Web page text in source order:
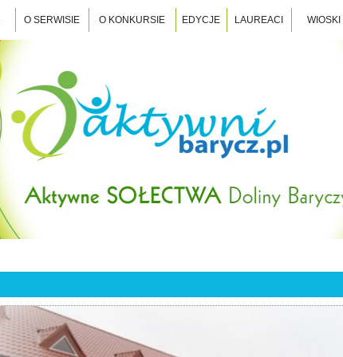
O SERWISIE O KONKURSIE EDYCJE LAUREACI WIOSKI